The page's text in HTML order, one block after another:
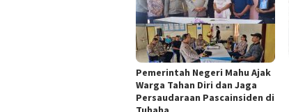
Pemerintah Negeri Mahu Ajak
Warga Tahan Diri dan Jaga
Persaudaraan Pascainsiden di